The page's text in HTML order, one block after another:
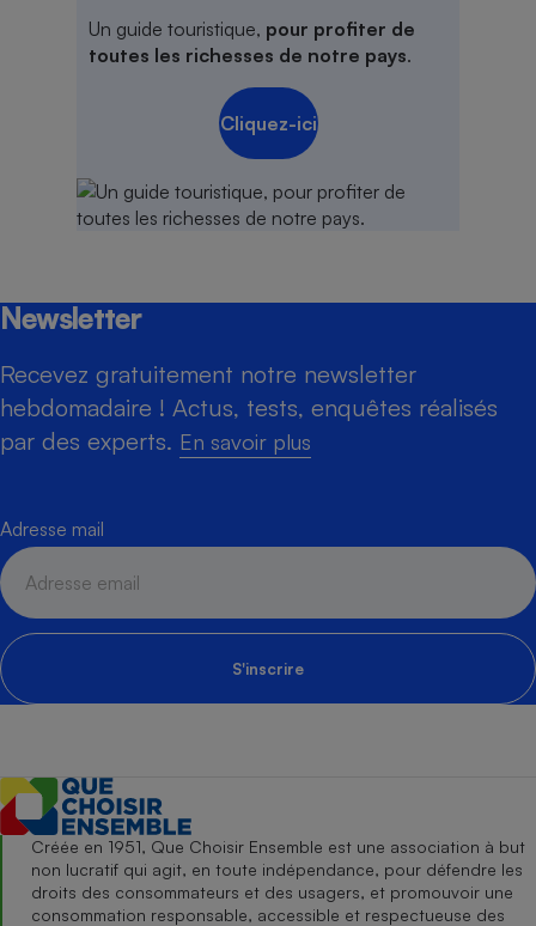
Un guide touristique, pour profiter de
toutes les richesses de notre pays.
Cliquez-ici
Newsletter
Recevez gratuitement notre newsletter
hebdomadaire ! Actus, tests, enquêtes réalisés
par des experts. En savoir plus
Adresse mail
S'inscrire
Créée en 1951, Que Choisir Ensemble est une association à but
non lucratif qui agit, en toute indépendance, pour défendre les
droits des consommateurs et des usagers, et promouvoir une
consommation responsable, accessible et respectueuse des